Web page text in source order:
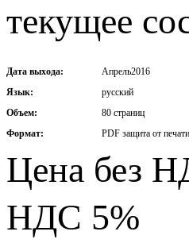
текущее
Дата выхода:
Апрель2016
Язык:
русский
Объем:
80 страниц
Формат:
PDF защита от печати
Цена без
НДС 5%